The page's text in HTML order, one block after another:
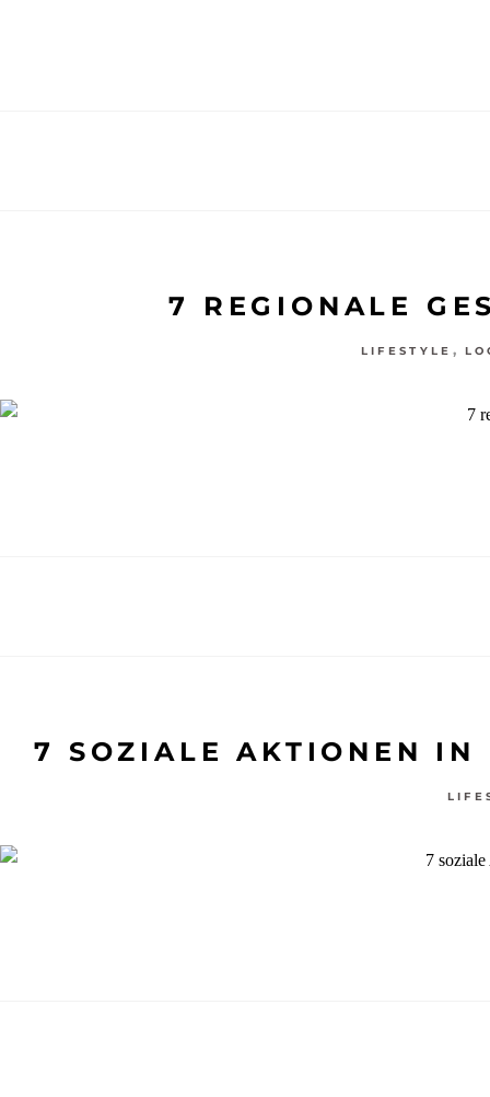
7 REGIONALE
LIFESTYLE ,
7 SOZIALE AKTIONEN IN